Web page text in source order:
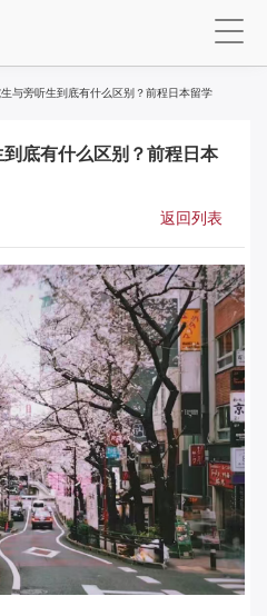
与旁听生到底有什么区别？前程日本留学
底有什么区别？前程日本
返回列表